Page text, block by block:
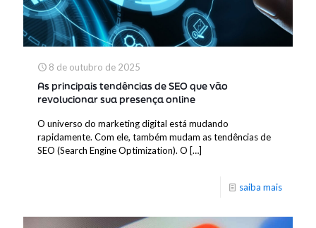
8 de outubro de 2025
As principais tendências de SEO que vão
revolucionar sua presença online
O universo do marketing digital está mudando
rapidamente. Com ele, também mudam as tendências de
SEO (Search Engine Optimization). O […]
saiba mais